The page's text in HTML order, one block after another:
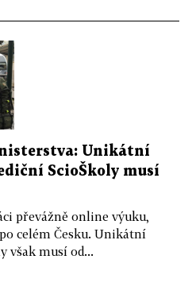
Unikátní
ScioŠkoly musí
převážně online výuku,
celém Česku. Unikátní
však musí od...